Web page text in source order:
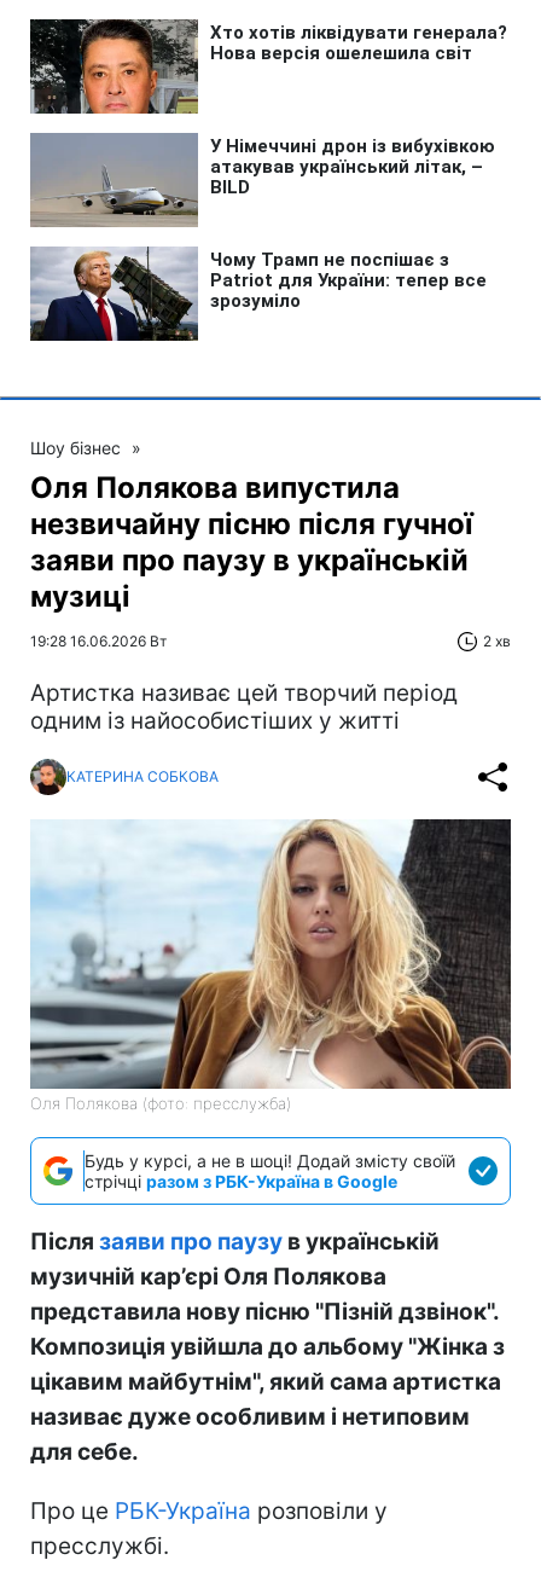
Шоу бізнес »
Оля Полякова випустила
незвичайну пісню після гучної
заяви про паузу в українській
музиці
19:28 16.06.2026 Вт 2 хв
Артистка називає цей творчий період
одним із найособистіших у житті
КАТЕРИНА СОБКОВА
Оля Полякова (фото: пресслужба)
Будь у курсі, а не в шоці! Додай змісту своїй
стрічці разом з РБК-Україна в Google
Після заяви про паузу в українській
музичній кар’єрі Оля Полякова
представила нову пісню "Пізній дзвінок".
Композиція увійшла до альбому "Жінка з
цікавим майбутнім", який сама артистка
називає дуже особливим і нетиповим
для себе.
Про це РБК-Україна розповіли у
пресслужбі.